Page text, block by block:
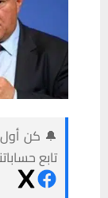
🔔 كن أول
تابع